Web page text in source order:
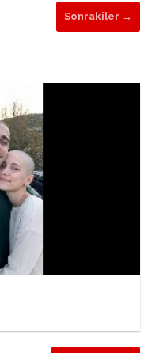
Sonrakiler →